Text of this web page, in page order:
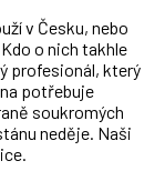
v Česku, nebo
o nich takhle
profesionál, který
potřebuje
soukromých
neděje. Naši